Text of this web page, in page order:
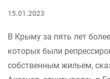
15.01.2023
В Крыму за пять лет
которых были
собственным жильем,